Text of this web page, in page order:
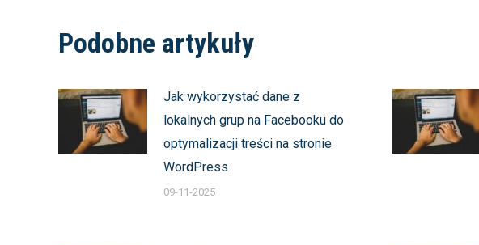
Podobne artykuły
Jak wykorzystać dane z
lokalnych grup na Facebooku do
optymalizacji treści na stronie
WordPress
09-11-2025